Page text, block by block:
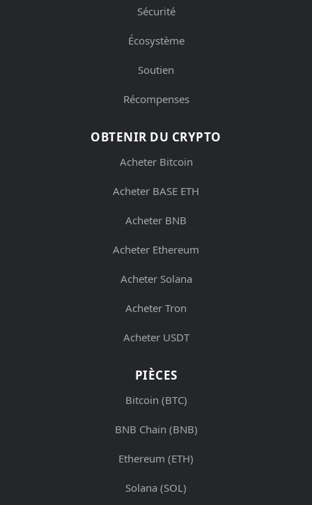
Sécurité
Écosystème
Soutien
Récompenses
OBTENIR DU CRYPTO
Acheter Bitcoin
Acheter BASE ETH
Acheter BNB
Acheter Ethereum
Acheter Solana
Acheter Tron
Acheter USDT
PIÈCES
Bitcoin (BTC)
BNB Chain (BNB)
Ethereum (ETH)
Solana (SOL)